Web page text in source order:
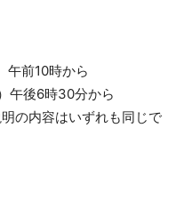
午前10時から
午後6時30分から
の内容はいずれも同じで